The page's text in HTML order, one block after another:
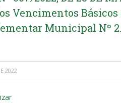
Vencimentos
Municipal Nº
2022